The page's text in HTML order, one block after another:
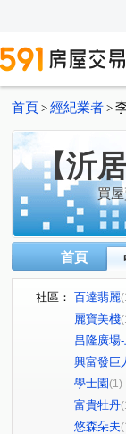
首頁 > 經紀業者 >
【沂
買
首頁
社區： 百達翡麗
麗寶美棧
昌隆廣場
興富發巨
學士園 (1)
富貴牡丹
悠森朵夫